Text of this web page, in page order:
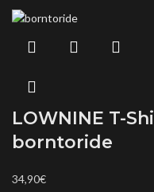
LOWNINE T-
borntoride
34,90€